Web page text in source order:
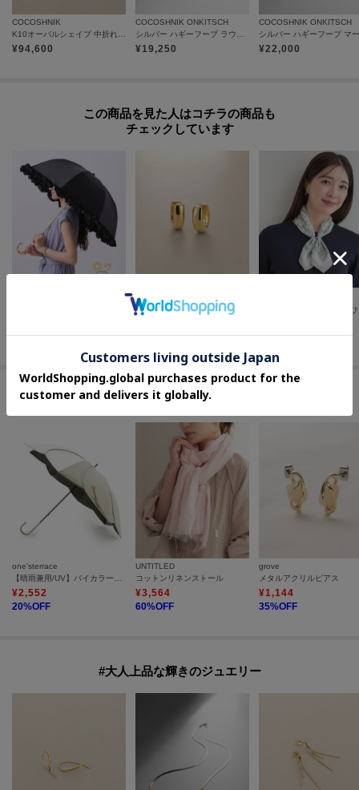
入ください。
カートグループについてはこちら
COCOSHNIK
K10オーバルシェイプ 中折れピアス
¥94,600
COCOSHNIK ONKITSCH
シルバー ハギーフープ ラウンドピアス GP
¥19,250
COCOSHNIK ONKITSCH
¥22,000
この商品を見た人はコチラの商品も
チェックしています
K18中空甲丸 中折れピアス
セールアイテムからのおすすめ
one'sterrace
¥2,552
20%OFF
UNTITLED
コットンリネンストール
¥3,564
60%OFF
grove
メタルアクリルピアス
¥1,144
35%OFF
#大人上品な輝きのジュエリー